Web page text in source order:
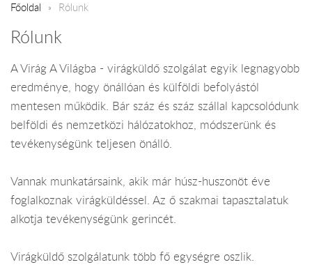
Főoldal Rólunk
Rólunk
A Virág A Világba - virágküldő szolgálat egyik legnagyobb
eredménye, hogy önállóan és külföldi befolyástól
mentesen működik. Bár száz és száz szállal kapcsolódunk
belföldi és nemzetközi hálózatokhoz, módszerünk és
tevékenységünk teljesen önálló.
Vannak munkatársaink, akik már húsz-huszonöt éve
foglalkoznak virágküldéssel. Az ő szakmai tapasztalatuk
alkotja tevékenységünk gerincét.
Virágküldő szolgálatunk több fő egységre oszlik.